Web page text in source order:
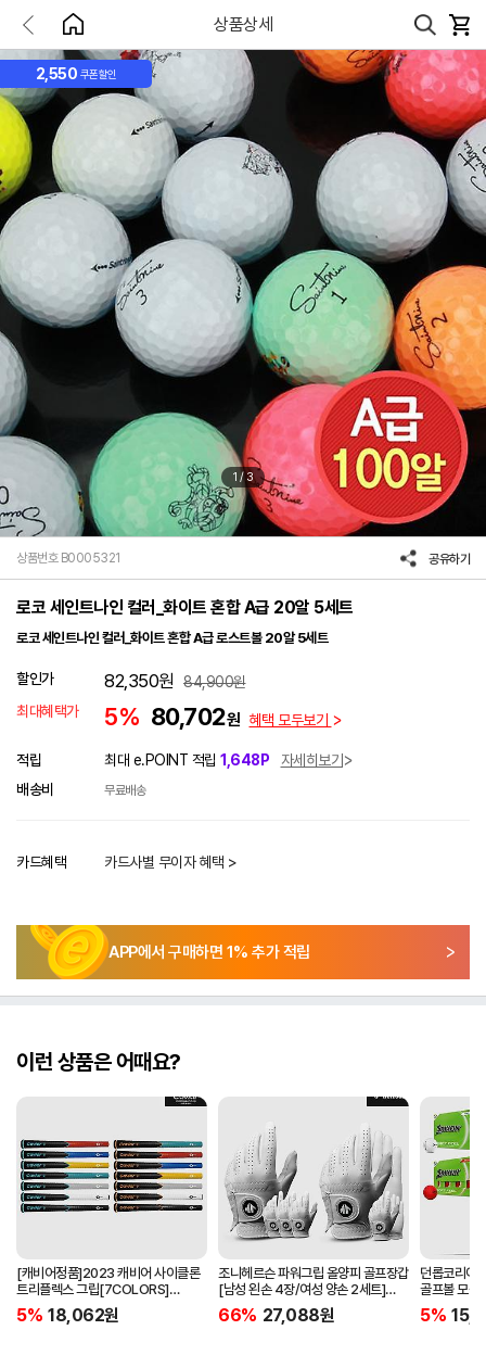
상품상세
2,550 쿠폰할인
1 /3
상품번호 B0005321 공유하기
로코 세인트나인 컬러_화이트 혼합 A급 20알 5세트
로코 세인트나인 컬러_화이트 혼합 A급 로스트볼 20알 5세트
할인가 82,350원 84,900원
최대혜택가
5% 80,702원 혜택 모두보기
적립 최대 e.POINT 적립 1,648P
자세히보기
배송비
무료배송
카드혜택 카드사별 무이자 혜택 >
APP에서 구매하면 1% 추가 적립
이런 상품은 어때요?
[캐비어정품]2023 캐비어 사이클론
트리플렉스 그립[7COLORS]
[라운드][39g/42g/46g/50g]
[R/S 토크]
5% 18,062원
조니헤르슨 파워그립 올양피 골프장갑
[남성 왼손 4장/여성 양손 2세트]
[화이트][케이스포함]
66% 27,088원
던롭코리아
골프볼 모
[2피스/12
5%